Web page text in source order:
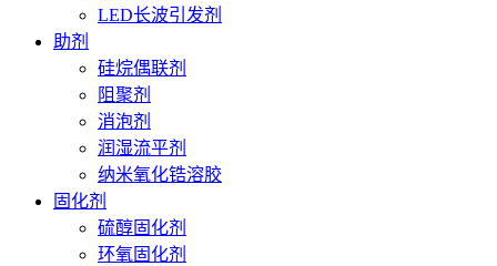
LED长波引发剂
助剂
硅烷偶联剂
阻聚剂
消泡剂
润湿流平剂
纳米氧化锆溶胶
固化剂
硫醇固化剂
环氧固化剂